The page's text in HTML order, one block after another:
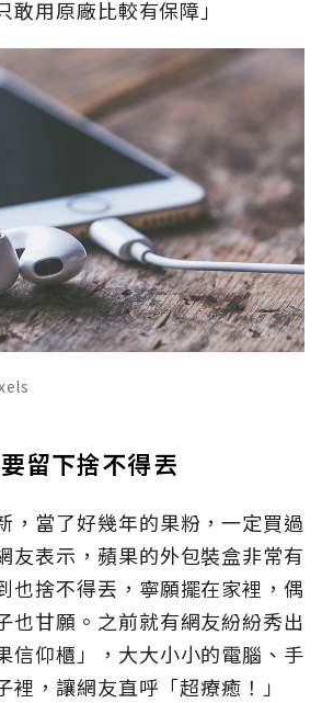
用原廠比較有保障」
留下捨不得丟
，當了好幾年的果粉，一定買過
友表示，蘋果的外包裝盒非常有
也捨不得丟，寧願擺在家裡，偶
也甘願。之前就有網友紛紛秀出
信仰櫃」，大大小小的電腦、手
裡，讓網友直呼「超療癒！」